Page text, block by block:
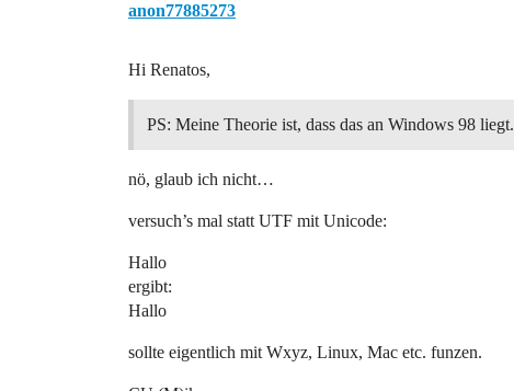
anon77885273
Hi Renatos,
PS: Meine Theorie ist, dass das an Windows 98 liegt.
nö, glaub ich nicht…
versuch’s mal statt UTF mit Unicode:
Hallo
ergibt:
Hallo
sollte eigentlich mit Wxyz, Linux, Mac etc. funzen.